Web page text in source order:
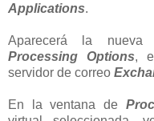
Applications.
Aparecerá la
Processing Options,
servidor de correo
En la ventana de